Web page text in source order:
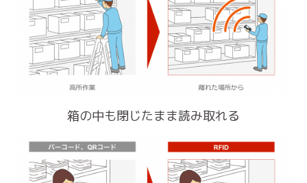
箱の中も閉じたまま読み取れる